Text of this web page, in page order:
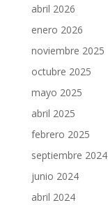
abril 2026
enero 2026
noviembre 2025
octubre 2025
mayo 2025
abril 2025
febrero 2025
septiembre 2024
junio 2024
abril 2024